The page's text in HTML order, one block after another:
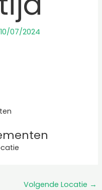
10/07/2024
Volgende Locatie →